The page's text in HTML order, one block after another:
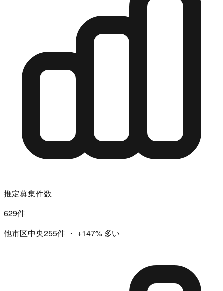
推定募集件数
629件
他市区中央255件 ・ +147% 多い